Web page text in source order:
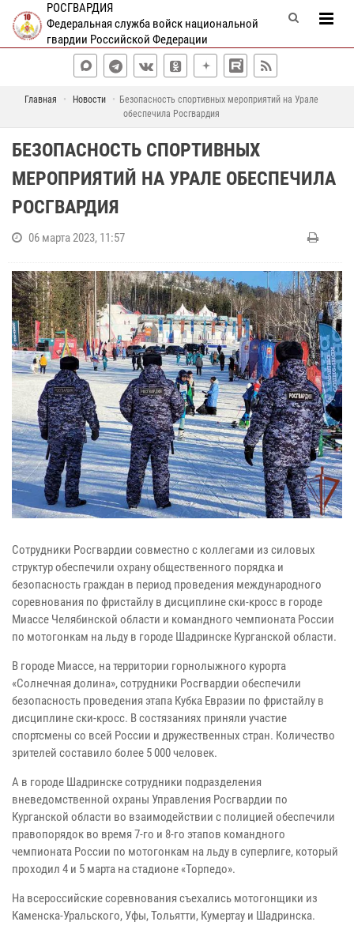
РОСГВАРДИЯ
Федеральная служба войск национальной
гвардии Российской Федерации
Главная Новости
Безопасность спортивных мероприятий на Урале
обеспечила Росгвардия
БЕЗОПАСНОСТЬ СПОРТИВНЫХ
МЕРОПРИЯТИЙ НА УРАЛЕ ОБЕСПЕЧИЛА
РОСГВАРДИЯ
06 марта 2023, 11:57
Сотрудники Росгвардии совместно с коллегами из силовых
структур обеспечили охрану общественного порядка и
безопасность граждан в период проведения международного
соревнования по фристайлу в дисциплине ски-кросс в городе
Миассе Челябинской области и командного чемпионата России
по мотогонкам на льду в городе Шадринске Курганской области.
В городе Миассе, на территории горнолыжного курорта
«Солнечная долина», сотрудники Росгвардии обеспечили
безопасность проведения этапа Кубка Евразии по фристайлу в
дисциплине ски-кросс. В состязаниях приняли участие
спортсмены со всей России и дружественных стран. Количество
зрителей составило более 5 000 человек.
А в городе Шадринске сотрудники подразделения
вневедомственной охраны Управления Росгвардии по
Курганской области во взаимодействии с полицией обеспечили
правопорядок во время 7-го и 8-го этапов командного
чемпионата России по мотогонкам на льду в суперлиге, который
проходил 4 и 5 марта на стадионе «Торпедо».
На всероссийские соревнования съехались мотогонщики из
Каменска-Уральского, Уфы, Тольятти, Кумертау и Шадринска.